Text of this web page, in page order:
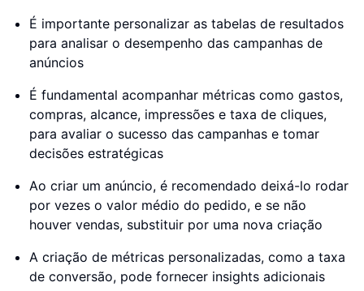
É importante personalizar as tabelas de resultados
para analisar o desempenho das campanhas de
anúncios
É fundamental acompanhar métricas como gastos,
compras, alcance, impressões e taxa de cliques,
para avaliar o sucesso das campanhas e tomar
decisões estratégicas
Ao criar um anúncio, é recomendado deixá-lo rodar
por vezes o valor médio do pedido, e se não
houver vendas, substituir por uma nova criação
A criação de métricas personalizadas, como a taxa
de conversão, pode fornecer insights adicionais